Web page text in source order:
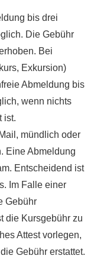
bis drei
Die Gebühr
Bei
Exkursion)
Abmeldung bis
wenn nichts
ist.
mündlich oder
Eine Abmeldung
Entscheidend ist
Im Falle einer
Gebühr
die Kursgebühr zu
Attest vorlegen,
Gebühr erstattet.